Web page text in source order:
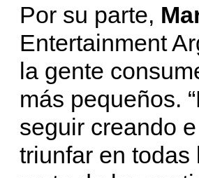
Por su parte,
Entertainment
la gente
más pequeños.
seguir creando
triunfar en todas